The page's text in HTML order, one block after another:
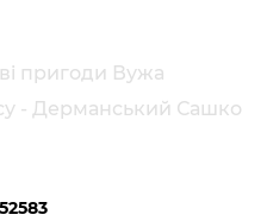
пригоди Вужа
- Дерманський Сашко